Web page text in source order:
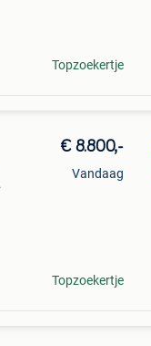
Topzoekertje
€ 8.800,-
Vandaag
Topzoekertje